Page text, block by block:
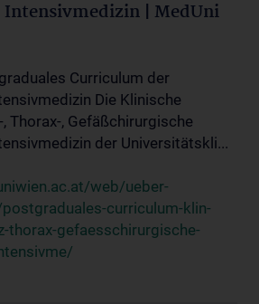
Intensivmedizin | MedUni
Curriculum der
Die Klinische
Thorax-, Gefäßchirurgische
der Universitätskli...
web/ueber-
curriculum-klin-
thorax-gefaesschirurgische-